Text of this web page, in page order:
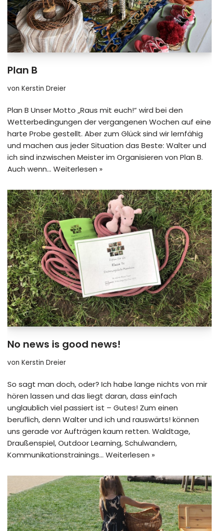
Plan B
von Kerstin Dreier
Plan B Unser Motto „Raus mit euch!“ wird bei den
Wetterbedingungen der vergangenen Wochen auf eine
harte Probe gestellt. Aber zum Glück sind wir lernfähig
und machen aus jeder Situation das Beste: Walter und
ich sind inzwischen Meister im Organisieren von Plan B.
Auch wenn… Weiterlesen »
No news is good news!
von Kerstin Dreier
So sagt man doch, oder? Ich habe lange nichts von mir
hören lassen und das liegt daran, dass einfach
unglaublich viel passiert ist – Gutes! Zum einen
beruflich, denn Walter und ich und rauswärts! können
uns gerade vor Aufträgen kaum retten. Waldtage,
Draußenspiel, Outdoor Learning, Schulwandern,
Kommunikationstrainings… Weiterlesen »